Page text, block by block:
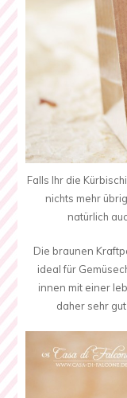
Falls Ihr die
nichts mehr
natürlich
Die braunen
ideal für
innen mit einer
daher sehr